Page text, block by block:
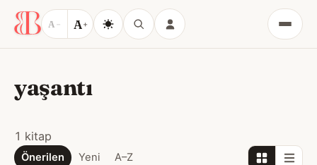
A − A+
Menü
yaşantı
1 kitap
Önerilen Yeni A–Z